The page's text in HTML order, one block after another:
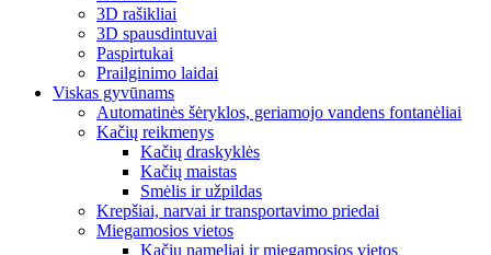
3D rašikliai
3D spausdintuvai
Paspirtukai
Prailginimo laidai
Viskas gyvūnams
Automatinės šėryklos, geriamojo vandens fontanėliai
Kačių reikmenys
Kačių draskyklės
Kačių maistas
Smėlis ir užpildas
Krepšiai, narvai ir transportavimo priedai
Miegamosios vietos
Kačių nameliai ir miegamosios vietos